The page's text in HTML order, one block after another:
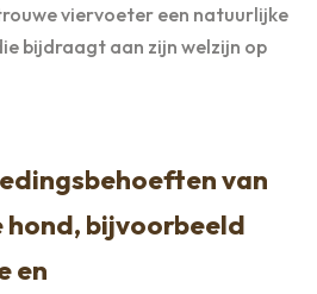
viervoeter een natuurlijke
bijdraagt aan zijn welzijn op
van
hond, bijvoorbeeld
en